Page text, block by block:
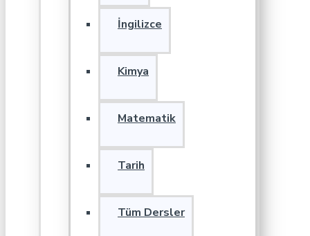
İngilizce
Kimya
Matematik
Tarih
Tüm Dersler